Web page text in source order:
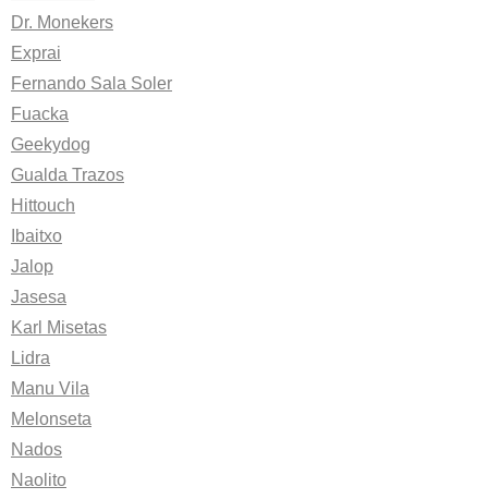
Dr. Monekers
Exprai
Fernando Sala Soler
Fuacka
Geekydog
Gualda Trazos
Hittouch
Ibaitxo
Jalop
Jasesa
Karl Misetas
Lidra
Manu Vila
Melonseta
Nados
Naolito